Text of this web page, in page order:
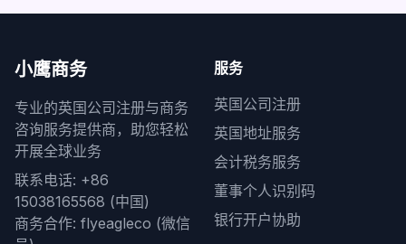
小鹰商务
专业的英国公司注册与商务
咨询服务提供商，助您轻松
开展全球业务
联系电话: +86
15038165568 (中国)
商务合作: flyeagleco (微信
服务
英国公司注册
英国地址服务
会计税务服务
董事个人识别码
银行开户协助